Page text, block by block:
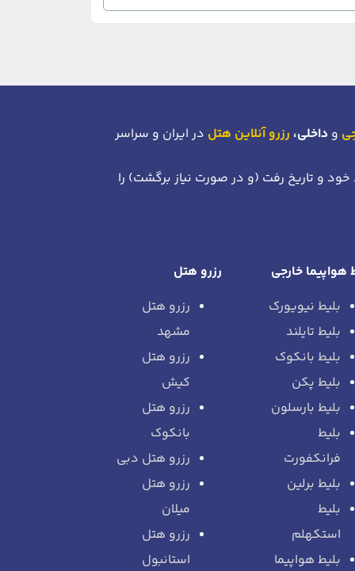
و داخلی، رزرو آنلاین هتل در ایران و سراسر
خود و تاریخ رفت (و در صورت نیاز برگشت) را
هواپیما خارجی
بلیط نیویورک
بلیط تایلند
بلیط بانکوک
بلیط پکن
بلیط بارسلون
بلیط
فرانکفورت
بلیط برلین
بلیط
استکهلم
بلیط هواپیما
رزرو هتل
رزرو هتل
مشهد
رزرو هتل
کیش
رزرو هتل
بانکوک
رزرو هتل دبی
رزرو هتل
میلان
رزرو هتل
استانبول